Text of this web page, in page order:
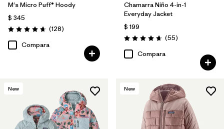
M's Micro Puff® Hoody
$ 345
Valoración: 4.6 / 5
(128Comentarios
)
Compara
Chamarra Niño 4-in-1
Everyday Jacket
$ 199
Valoración: 4.7 / 5
(55Comentarios
)
Compara
New New